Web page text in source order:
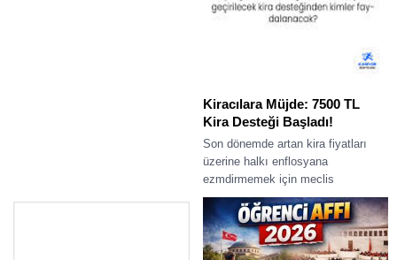
Kiracılara Müjde: 7500 TL
Kira Desteği Başladı!
Son dönemde artan kira fiyatları
üzerine halkı enflosyana
ezmdirmemek için meclis
görüşmelerinde kira desteği
önergesi sunuldu. Özellikle
büyükşehirlerde yaşayan
milyonlarca...